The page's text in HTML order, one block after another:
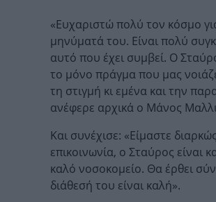
«Ευχαριστώ πολύ τον κόσμο
μηνύματά του. Είναι πολύ
αυτό που έχει συμβεί. Ο
το μόνο πράγμα που μας
τη στιγμή κι εμένα και την
ανέφερε αρχικά ο Μάνος
Και συνέχισε: «Είμαστε
επικοινωνία, ο Σταύρος είναι
καλό νοσοκομείο. Θα έρθει
διάθεσή του είναι καλή».